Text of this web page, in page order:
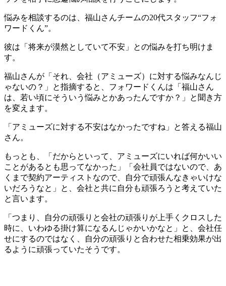
悩みを相談するのは、福山さんチームの20代スタッフ“フォ
ワードくん”。
彼は「将来が漠然としていて不安」との悩みを打ち明けま
す。
福山さんが「それ、会社（アミューズ）に対する悩みなんじ
ゃないの？」と指摘すると、フォワードくんは「福山さん
は、若い頃にそういう悩みとかあったんですか？」と聞き方
を変えます。
「アミューズに対する不安はなかったですね」と答える福山
さん。
もっとも、「だからといって、アミューズにいれば何かいい
ことがあるとも思ってなかった」「会社員ではないので、あ
くまで契約アーティストなので、自分で頑張んなきゃいけな
いだろうなと」と、会社と共に自分も頑張ろうと考えていた
と言います。
「つまり、自分の頑張りと会社の頑張りが上手くクロスした
時に、いわゆる掛け算になるんじゃかいかなと」と、会社任
せにするのではなく、自分の頑張りと合わせた相乗効果が出
るように頑張っていたそうです。